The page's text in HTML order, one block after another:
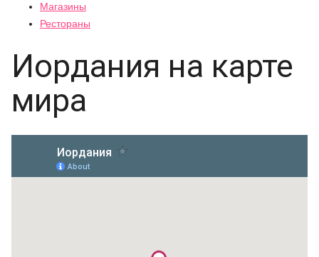
Магазины
Рестораны
Иордания на карте
мира